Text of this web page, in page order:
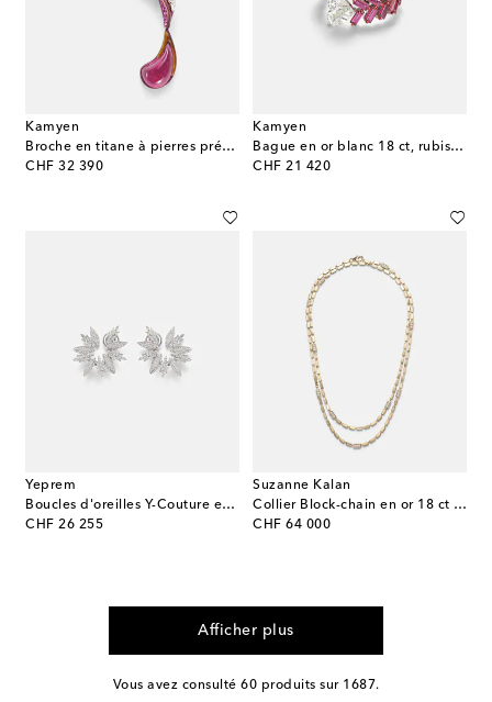
Kamyen
Broche en titane à pierres précieuses
CHF 32 390
original price
Kamyen
Bague en or blanc 18 ct, rubis et diamants
CHF 21 420
original price
Yeprem
Boucles d'oreilles Y-Couture en or blanc 18 ct et diamants
CHF 26 255
original price
Suzanne Kalan
Collier Block-chain en or 18 ct et diamants
CHF 64 000
original price
Afficher plus
Vous avez consulté 60 produits sur 1687.